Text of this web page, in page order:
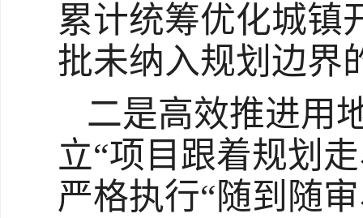
累计统筹优化城镇
批未纳入规划边界
二是高效推进用
立“项目跟着规划
严格执行“随到随